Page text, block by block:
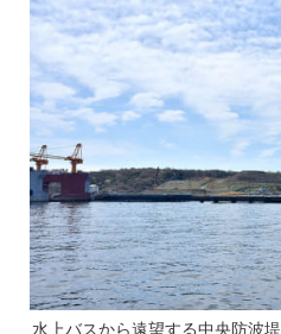
水上バスから遠望する中央防波堤